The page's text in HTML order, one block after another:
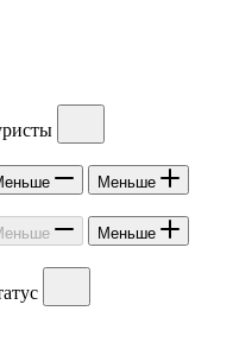
Меньше
Меньше